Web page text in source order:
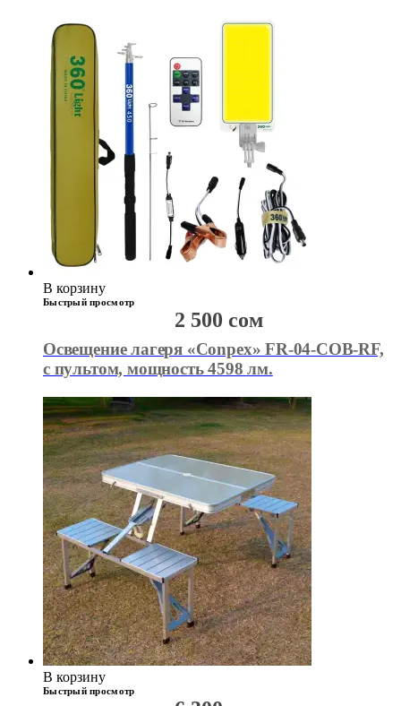
В корзину
Быстрый просмотр
Освещение лагеря «Conpex» FR-04-COB-RF,
с пультом, мощность 4598 лм.
2 500 сом
В корзину
Быстрый просмотр